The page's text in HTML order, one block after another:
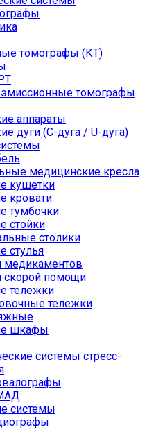
томографы (КТ)
томографы
аппараты
дуги (С-дуга / U-дуга)
медицинские кресла
кушетки
кровати
тумбочки
стойки
столики
стулья
медикаментов
скорой помощи
тележки
тележки
шкафы
системы стресс-
системы